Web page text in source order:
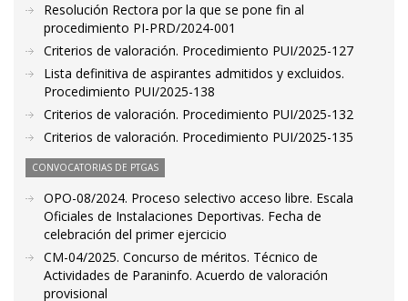
Resolución Rectora por la que se pone fin al
procedimiento PI-PRD/2024-001
Criterios de valoración. Procedimiento PUI/2025-127
Lista definitiva de aspirantes admitidos y excluidos.
Procedimiento PUI/2025-138
Criterios de valoración. Procedimiento PUI/2025-132
Criterios de valoración. Procedimiento PUI/2025-135
CONVOCATORIAS DE PTGAS
OPO-08/2024. Proceso selectivo acceso libre. Escala
Oficiales de Instalaciones Deportivas. Fecha de
celebración del primer ejercicio
CM-04/2025. Concurso de méritos. Técnico de
Actividades de Paraninfo. Acuerdo de valoración
provisional